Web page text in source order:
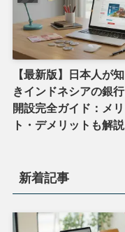
【最新版】日本人が
きインドネシアの銀
開設完全ガイド：メ
ト・デメリットも解説
新着記事